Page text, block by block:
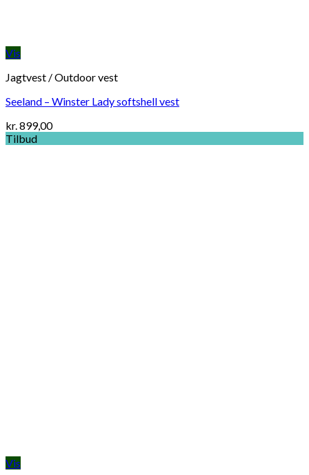
Vis
Jagtvest / Outdoor vest
Seeland – Winster Lady softshell vest
kr.899,00
Tilbud
Vis